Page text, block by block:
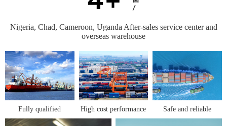
Nigeria, Chad, Cameroon, Uganda After-sales service center and
overseas warehouse
Fully qualified High cost performance Safe and reliable